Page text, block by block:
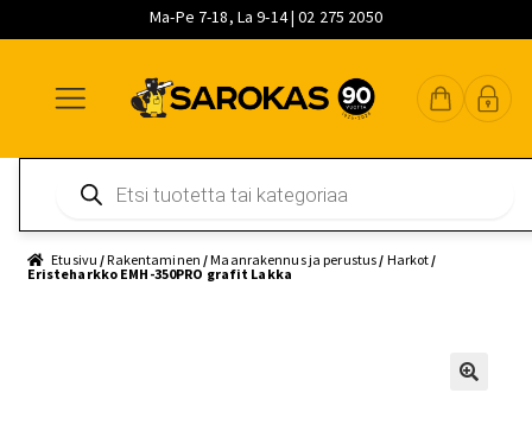
Ma-Pe 7-18, La 9-14 | 02 275 2050
navigointiin
sisältöön
pääsisältöön
search
Etusivu /Rakentaminen /Maanrakennus ja perustus / Harkot /
Eristeharkko EMH-350PRO grafit Lakka